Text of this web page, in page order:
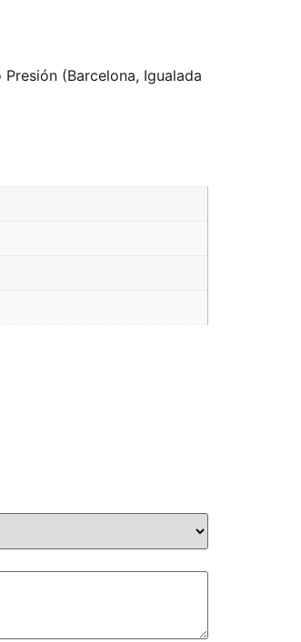
(Barcelona, Igualada